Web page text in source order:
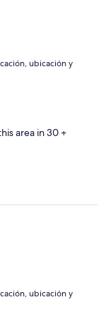
ubicación y
area in 30 +
ubicación y